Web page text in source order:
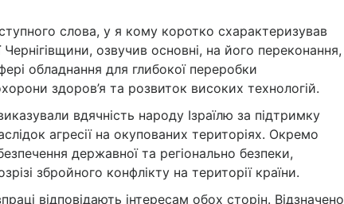
слова, у я кому коротко схарактеризував
Чернігівщини, озвучив основні, на його переконання,
обладнання для глибокої переробки
здоров’я та розвиток високих технологій.
вдячність народу Ізраїлю за підтримку
агресії на окупованих територіях. Окремо
державної та регіонально безпеки,
збройного конфлікту на території країни.
відповідають інтересам обох сторін. Відзначено